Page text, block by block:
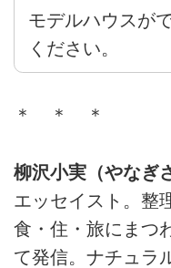
モデルハウスが
ください。
＊ ＊ ＊
柳沢小実（やなぎ
エッセイスト。整
食・住・旅にまつ
て発信。ナチュラ